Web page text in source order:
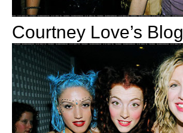
Courtney Love’s Blog